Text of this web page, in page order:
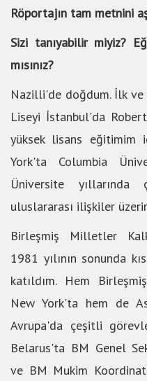
Röportajın tam metnini
Sizi tanıyabilir miyiz?
mısınız?
Nazilli'de doğdum. İlk
Liseyi İstanbul'da
yüksek lisans eğitimim
York'ta Columbia
Üniversite yıllarında
uluslararası ilişkiler
Birleşmiş Milletler
1981 yılının sonunda
katıldım. Hem
New York'ta hem de
Avrupa'da çeşitli
Belarus'ta BM Genel
ve BM Mukim